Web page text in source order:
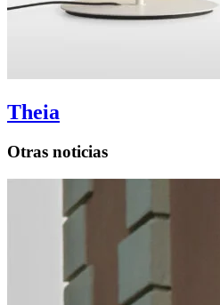
Theia
Otras noticias